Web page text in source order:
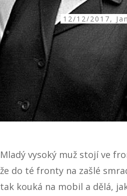
12/12/2017,
Mladý vysoký muž stojí ve
že do té fronty na zašlé
tak kouká na mobil a dělá,